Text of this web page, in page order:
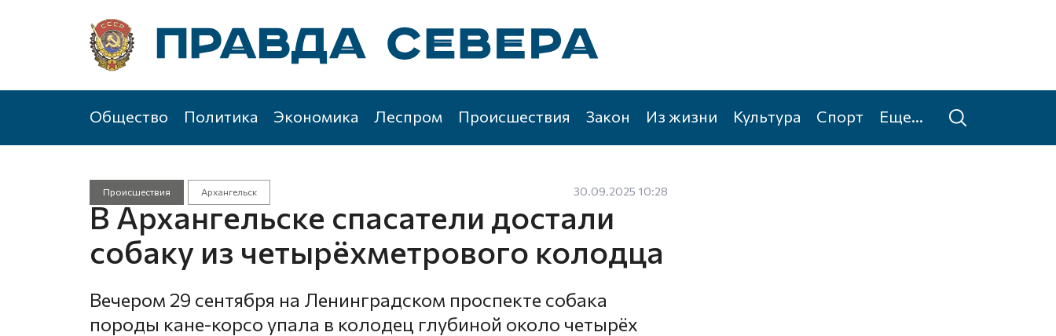
Общество Политика Экономика Леспром Происшествия Закон Из жизни Культура Спорт Еще...
Происшествия Архангельск 30.09.2025 10:28
В Архангельске спасатели достали
собаку из четырёхметрового колодца
Вечером 29 сентября на Ленинградском проспекте собака
породы кане-корсо упала в колодец глубиной около четырёх